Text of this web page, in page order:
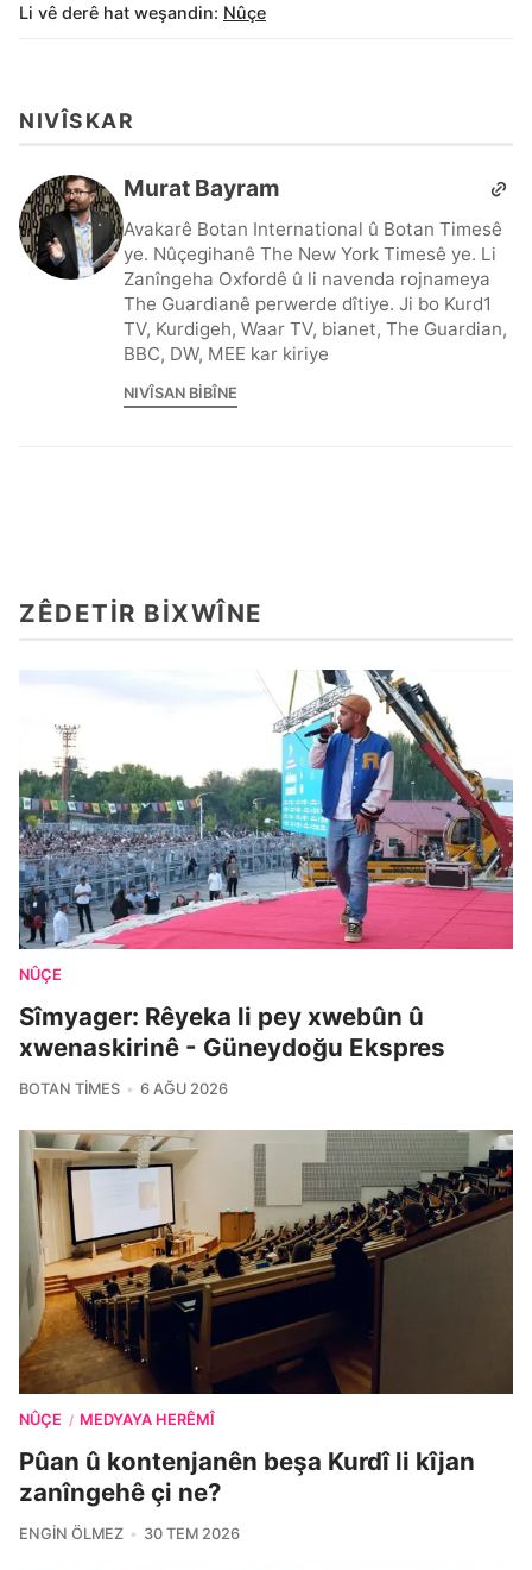
Li vê derê hat weşandin: Nûçe
NIVÎSKAR
Murat Bayram
Avakarê Botan International û Botan Timesê
ye. Nûçegihanê The New York Timesê ye. Li
Zanîngeha Oxfordê û li navenda rojnameya
The Guardianê perwerde dîtiye. Ji bo Kurd1
TV, Kurdigeh, Waar TV, bianet, The Guardian,
BBC, DW, MEE kar kiriye
NIVÎSAN BIBÎNE
ZÊDETIR BIXWÎNE
NÛÇE
Sîmyager: Rêyeka li pey xwebûn û
xwenaskirinê - Güneydoğu Ekspres
BOTAN TIMES 6 AĞU 2026
NÛÇE / MEDYAYA HERÊMÎ
Pûan û kontenjanên beşa Kurdî li kîjan
zanîngehê çi ne?
ENGIN ÖLMEZ 30 TEM 2026